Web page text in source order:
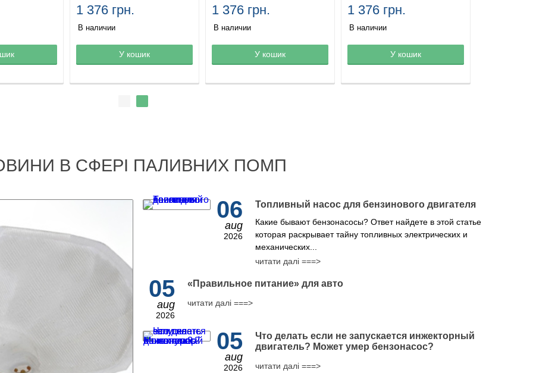
Товар в корзине
1 376 грн.
В наличии
У кошик Товар в корзине
1 376 грн.
В наличии
У кошик Товар в корзине
1 376 грн.
В наличии
У кошик
В СФЕРІ ПАЛИВНИХ ПОМП
06
aug
2026
Топливный насос для бензинового двигателя
Какие бывают бензонасосы? Ответ найдете в этой статье
которая раскрывает тайну топливных электрических и
механических...
читати далі ===>
05
aug
2026
​«Правильное питание» для авто
читати далі ===>
05
aug
2026
Что делать если не запускается инжекторный
двигатель? Может умер бензонасос?
читати далі ===>